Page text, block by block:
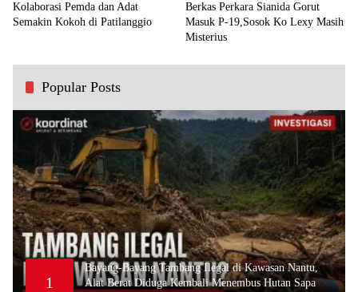
Kolaborasi Pemda dan Adat
Semakin Kokoh di Patilanggio
Berkas Perkara Sianida Gorut
Masuk P-19,Sosok Ko Lexy Masih
Misterius
Popular Posts
1
Bayang-Bayang Tambang Ilegal di Kawasan Nantu,
Alat Berat Diduga Kembali Menembus Hutan Sapa